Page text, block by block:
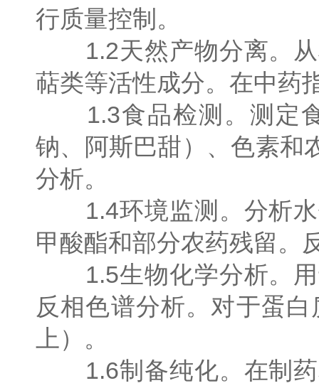
行质量控制。
1.2天然产物分离。从
萜类等活性成分。在中药
1.3食品检测。测定食
钠、阿斯巴甜）、色素和
分析。
1.4环境监测。分析水
甲酸酯和部分农药残留。
1.5生物化学分析。用
反相色谱分析。对于蛋
上）。
1.6制备纯化。在制药